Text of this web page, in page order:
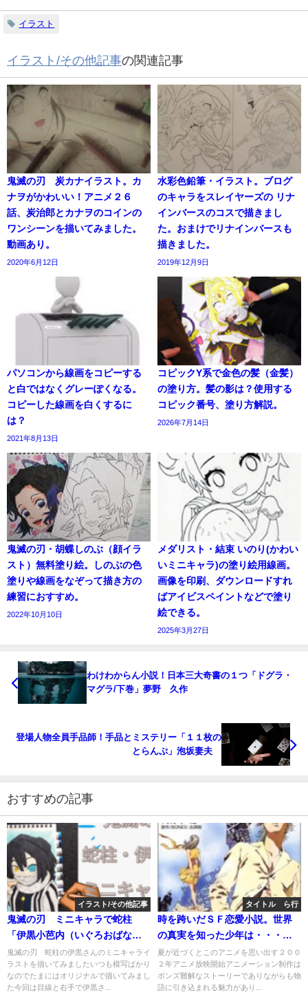
イラスト
イラスト/その他記事の関連記事
鬼滅の刃 炭カナイラスト。カ
ナヲがかわいい！アニメ２６
話、炭治郎とカナヲのコインの
ワンシーンを描いてみました。
動画あり。
2020年6月12日
水彩色鉛筆・イラスト。ブログ
のキャラをスレイヤーズの リナ
インバースのコスで描きまし
た。おまけでリナインバースも
描きました。
2019年12月9日
パソコンから線画をコピーする
と白ではなくグレーぽくなる。
コピーした線画を白くするに
は？
2021年8月13日
コピックY系で金色の髪（金髪）
の塗り方。髪の影は？使用する
コピック番号、塗り方解説。
2026年7月14日
鬼滅の刃・胡蝶しのぶ（顔イラ
スト）無料塗り絵。しのぶの色
塗りや線画をなぞって描き方の
練習におすすめ。
2022年10月10日
メダリスト・結束 いのり(かわい
いミニキャラ)の塗り絵用線画。
画像を印刷、ダウンロードすれ
ばアイビスペイントなどで塗り
絵できる。
2025年3月27日
わけわからん小説！日本三大奇書の１つ「ドグラ・
マグラ/下巻」夢野 久作
登場人物全員手品師！手品とミステリー「１１枚の
とらんぷ」泡坂妻夫
おすすめの記事
イラスト/その他記事
鬼滅の刃 ミニキャラで蛇柱
「伊黒小芭内（いぐろおばな
い）」描いてみました。コピッ
クイラスト。
鬼滅の刃 蛇柱の伊黒さんのミニキャライ
ラストを描いてみましたいつも模写ばかり
なのでたまにはオリジナルで描いてみまし
た今回は目線と右手で伊黒さ...
タイトル ら行
時を跨いだＳＦ恋愛小説。世界
の真実を知った少年は・・・小
説「ラーゼフォン」第１巻
夏が近づくとこのアニメを思い出す２００
２年アニメ放映開始アニメーション制作は
ボンズ難解なストーリーでありながらも物
語に引き込まれる魅力があり...